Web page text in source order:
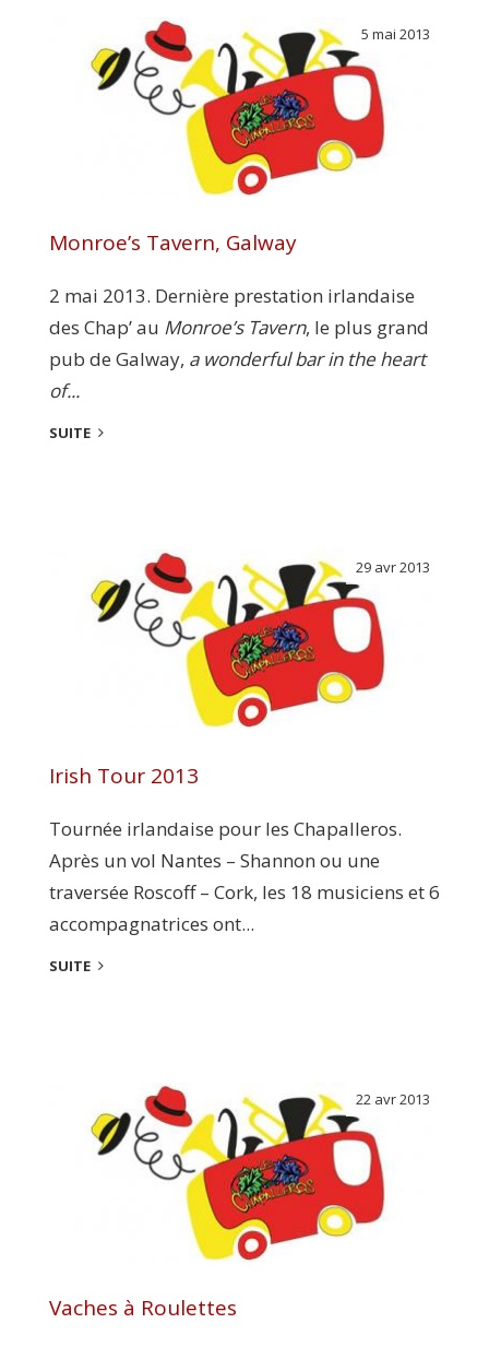
Monroe’s Tavern, Galway
2 mai 2013. Dernière prestation irlandaise
des Chap’ au Monroe’s Tavern, le plus grand
pub de Galway, a wonderful bar in the heart
of...
5 mai 2013
SUITE
Irish Tour 2013
Tournée irlandaise pour les Chapalleros.
Après un vol Nantes – Shannon ou une
traversée Roscoff – Cork, les 18 musiciens et 6
accompagnatrices ont...
29 avr 2013
SUITE
Vaches à Roulettes
22 avr 2013